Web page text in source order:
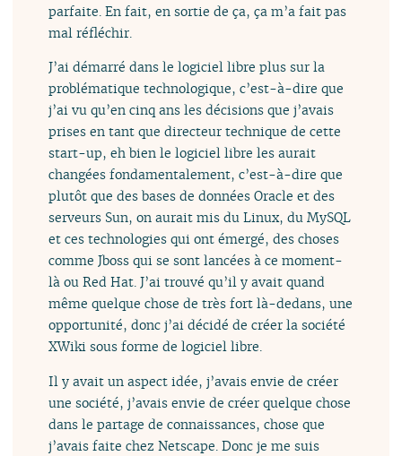
parfaite. En fait, en sortie de ça, ça m’a fait pas
mal réfléchir.
J’ai démarré dans le logiciel libre plus sur la
problématique technologique, c’est-à-dire que
j’ai vu qu’en cinq ans les décisions que j’avais
prises en tant que directeur technique de cette
start-up, eh bien le logiciel libre les aurait
changées fondamentalement, c’est-à-dire que
plutôt que des bases de données Oracle et des
serveurs Sun, on aurait mis du Linux, du MySQL
et ces technologies qui ont émergé, des choses
comme Jboss qui se sont lancées à ce moment-
là ou Red Hat. J’ai trouvé qu’il y avait quand
même quelque chose de très fort là-dedans, une
opportunité, donc j’ai décidé de créer la société
XWiki sous forme de logiciel libre.
Il y avait un aspect idée, j’avais envie de créer
une société, j’avais envie de créer quelque chose
dans le partage de connaissances, chose que
j’avais faite chez Netscape. Donc je me suis